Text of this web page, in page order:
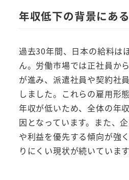
年収低下の背景にあ
過去30年間、日本の給料は
ん。労働市場では正社員か
が進み、派遣社員や契約社
しました。これらの雇用形
年収が低いため、全体の年
因となっています。また、
や利益を優先する傾向が強
りにくい現状が続いています